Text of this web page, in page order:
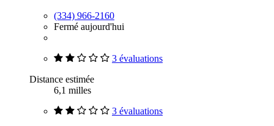
(334) 966-2160
Fermé aujourd'hui
3 évaluations
Distance estimée
6,1 milles
3 évaluations